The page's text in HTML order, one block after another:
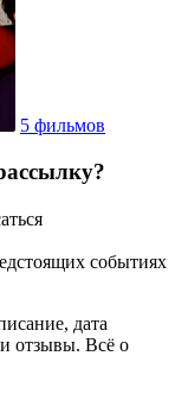
5 фильмов
событиях
дата
отзывы. Всё о